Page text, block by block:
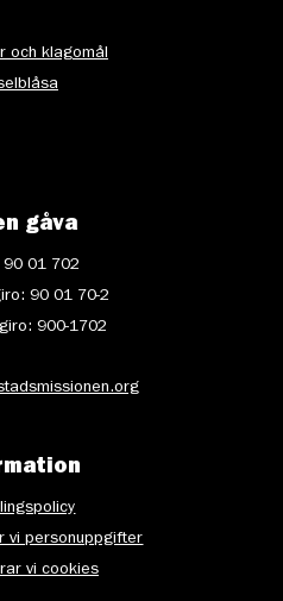
och klagomål
gåva
90 01 702
90 01 70-2
900-1702
vi personuppgifter
vi cookies